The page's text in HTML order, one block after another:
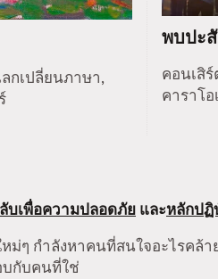
กเปลี่ยนภาษา,
พบปะ
คอนเสิ
คาราโอ
บเพื่อความปลอดภัย และหลักป
ๆ กำลังหาคนที่สนใจอะไรคล้
กับคนที่ใช่